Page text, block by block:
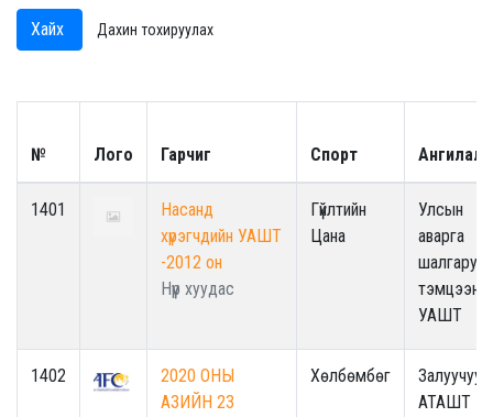
Хайх Дахин тохируулах
№ Лого Гарчиг Спорт Ангилал
1401
Насанд
хүрэгчдийн УАШТ
-2012 он
Нүүр хуудас
Гүйлтийн
Цана
Улсын
аварга
тэмцээн -
УАШТ
1402
2020 ОНЫ
АЗИЙН 23
Хөлбөмбөг
АТАШТ